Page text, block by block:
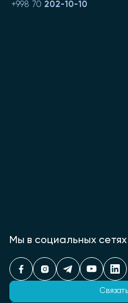
+998 70 202-10-10
Мы в социальных сетях